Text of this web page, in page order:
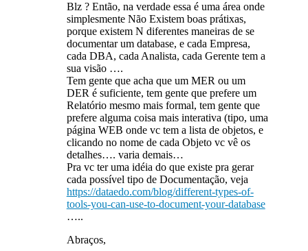
Blz ? Então, na verdade essa é uma área onde
simplesmente Não Existem boas prátixas,
porque existem N diferentes maneiras de se
documentar um database, e cada Empresa,
cada DBA, cada Analista, cada Gerente tem a
sua visão ….
Tem gente que acha que um MER ou um
DER é suficiente, tem gente que prefere um
Relatório mesmo mais formal, tem gente que
prefere alguma coisa mais interativa (tipo, uma
página WEB onde vc tem a lista de objetos, e
clicando no nome de cada Objeto vc vê os
detalhes…. varia demais…
Pra vc ter uma idéia do que existe pra gerar
cada possível tipo de Documentação, veja
https://dataedo.com/blog/different-types-of-
tools-you-can-use-to-document-your-database
…..
Abraços,